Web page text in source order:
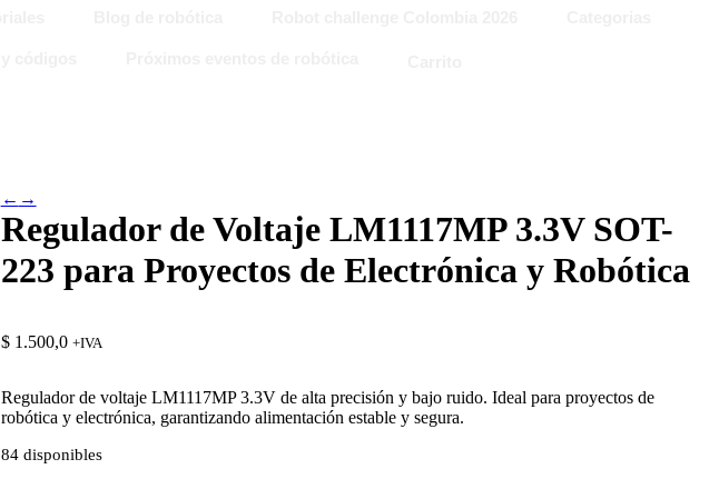
← →
Regulador de Voltaje LM1117MP 3.3V SOT-
223 para Proyectos de Electrónica y Robótica
$1.500,0 +IVA
Regulador de voltaje LM1117MP 3.3V de alta precisión y bajo ruido. Ideal para proyectos de
robótica y electrónica, garantizando alimentación estable y segura.
84 disponibles